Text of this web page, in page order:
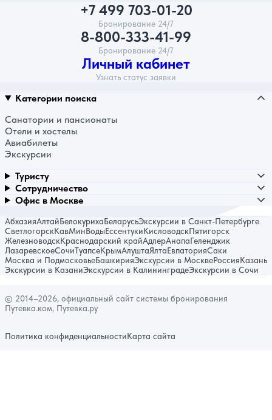
+7 499 703-01-20
Бронирование 24/7
8-800-333-41-99
Бронирование 24/7
Личный кабинет
Узнать статус заявки
Категории поиска
Санатории и пансионаты
Отели и хостелы
Авиабилеты
Экскурсии
Туристу
Сотрудничество
Офис в Москве
АбхазияАлтайБелокурихаБеларусьЭкскурсии в Санкт-Петербурге
СветлогорскКавМинВодыЕссентукиКисловодскПятигорск
ЖелезноводскКраснодарский крайАдлерАнапаГеленджик
ЛазаревскоеСочиТуапсеКрымАлуштаЯлтаЕвпаторияСаки
Москва и ПодмосковьеБашкирияЭкскурсии в МосквеРоссияКазань
Экскурсии в КазаниЭкскурсии в КалининградеЭкскурсии в Сочи
© 2014–2026, официальный сайт системы бронирования
Путевка.ком, Путевка.ру
Политика конфиденциальностиКарта сайта